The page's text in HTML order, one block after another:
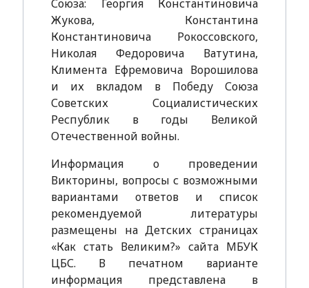
Союза: Георгия Константиновича
Жукова, Константина
Константиновича Рокоссовского,
Николая Федоровича Ватутина,
Климента Ефремовича Ворошилова
и их вкладом в Победу Союза
Советских Социалистических
Республик в годы Великой
Отечественной войны.
Информация о проведении
Викторины, вопросы с возможными
вариантами ответов и список
рекомендуемой литературы
размещены на Детских страницах
«Как стать Великим?» сайта МБУК
ЦБС. В печатном варианте
информация представлена в